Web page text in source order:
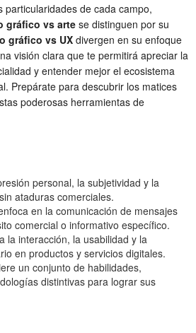
particularidades de cada campo,
gráfico vs artese distinguen por su
gráfico vs UX divergen en su enfoque
visión clara que te permitirá apreciar la
y entender mejor el ecosistema
Prepárate para descubrir los matices
poderosas herramientas de
personal, la subjetividad y la
ataduras comerciales.
en la comunicación de mensajes
comercial o informativo específico.
la interacción, la usabilidad y la
en productos y servicios digitales.
un conjunto de habilidades,
distintivas para lograr sus